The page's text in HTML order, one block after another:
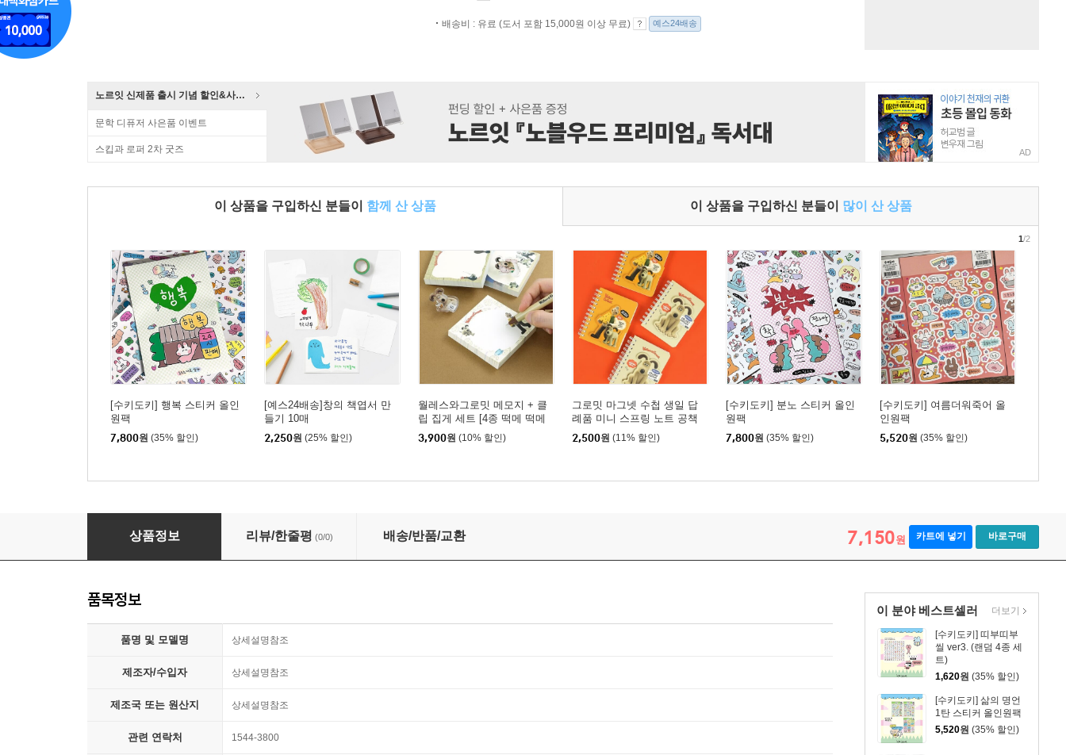
배송비 : 유료 (도서 포함 15,000원 이상 무료) 예스24배송
노르잇 신제품 출시 기념 할인&사은품 증정!
문학 디퓨저 사은품 이벤트
스킵과 로퍼 2차 굿즈 AD
이 상품을 구입하신 분들이 함께 산 상품 이 상품을 구입하신 분들이 많이 산 상품
[수키도키] 행복 스티커 올인
원팩
7,800원 (35% 할인)
[예스24배송]창의 책엽서 만
들기 10매
2,250원 (25% 할인)
월레스와그로밋 메모지 + 클
립 집게 세트 [4종 떡메 떡메
모지 포스트 메모 잇 그로밋
윌레스 윌리스 미니 귀여운
3,900원 (10% 할인)
그로밋 마그넷 수첩 생일 답
례품 미니 스프링 노트 공책
[정품 월레스와그로밋 캐릭터
굿즈 학용품 구디백 포켓 메
2,500원 (11% 할인)
[수키도키] 분노 스티커 올인
원팩
7,800원 (35% 할인)
[수키도키] 여름더워죽어 올
인원팩
5,520원 (35% 할인)
1/2
[수키도키] 자존감 스티커 올인원팩
상품정보 리뷰/한줄평 (0/0) 배송/반품/교환 7,150원 카트에 넣기 바로구매
이 분야 베스트셀러
[수키도키] 띠부띠부
씰 ver3. (랜덤 4종 세
트)
1,620원 (35% 할인)
[수키도키] 삶의 명언
1탄 스티커 올인원팩
5,520원 (35% 할인)
더보기
품목정보
품명 및 모델명 상세설명참조
제조자/수입자 상세설명참조
제조국 또는 원산지 상세설명참조
관련 연락처 1544-3800